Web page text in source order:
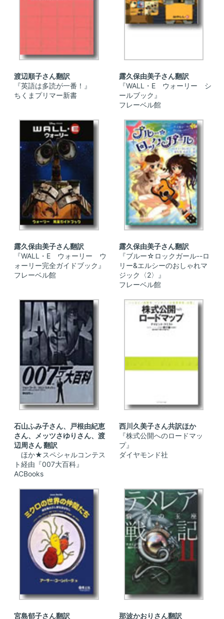
渡辺順子さん翻訳
『英語は多読が一番！』
ちくまプリマー新書
露久保由美子さん翻訳
『WALL・E ウォーリー シ
ールブック』
フレーベル館
露久保由美子さん翻訳
『WALL・E ウォーリー ウ
ォーリー完全ガイドブック』
フレーベル館
露久保由美子さん翻訳
『ブルー☆ロックガール--ロ
リー&エルシーのおしゃれマ
ジック〈2〉』
フレーベル館
石山ふみ子さん、戸根由紀恵
さん、メッツさゆりさん、渡
辺周さん 翻訳
ほか★スペシャルコンテス
ト経由『007大百科』
ACBooks
西川久美子さん共訳ほか
『株式公開へのロードマッ
プ』
ダイヤモンド社
宮島郁子さん翻訳
那波かおりさん翻訳